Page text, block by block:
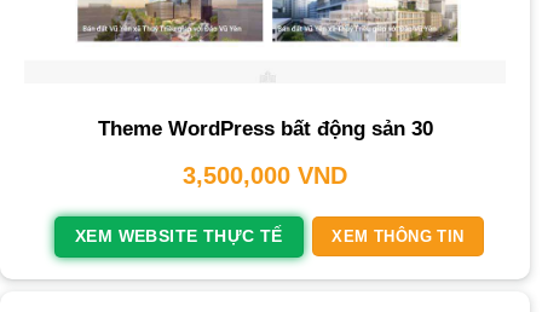
Theme WordPress bất động sản 30
3,500,000 VND
XEM WEBSITE THỰC TẾ XEM THÔNG TIN